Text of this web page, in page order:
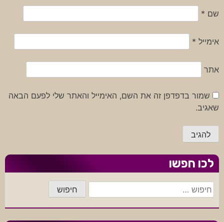
שם *
אימייל *
אתר
שמור בדפדפן זה את השם, האימייל והאתר שלי לפעם הבאה
שאגיב.
לכו חפשו
חיפוש: